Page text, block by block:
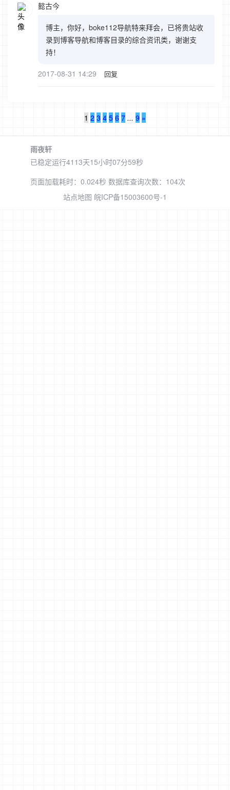
懿古今
博主，你好，boke112导航特来拜会，已将贵站收
录到博客导航和博客目录的综合资讯类，谢谢支
持！
2017-08-31 14:29 回复
1 2 3 4 5 6 7 ... 9 »
雨夜轩
已稳定运行4113天15小时07分60秒
页面加载耗时：0.024秒 数据库查询次数：104次
站点地图 皖ICP备15003600号-1